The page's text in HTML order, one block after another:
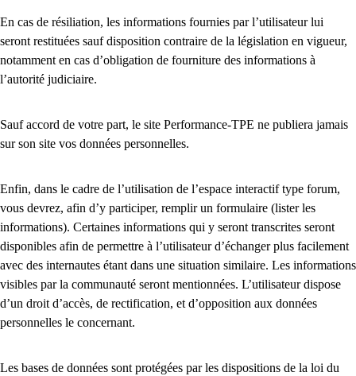
En cas de résiliation, les informations fournies par l’utilisateur lui
seront restituées sauf disposition contraire de la législation en vigueur,
notamment en cas d’obligation de fourniture des informations à
l’autorité judiciaire.
Sauf accord de votre part, le site Performance-TPE ne publiera jamais
sur son site vos données personnelles.
Enfin, dans le cadre de l’utilisation de l’espace interactif type forum,
vous devrez, afin d’y participer, remplir un formulaire (lister les
informations). Certaines informations qui y seront transcrites seront
disponibles afin de permettre à l’utilisateur d’échanger plus facilement
avec des internautes étant dans une situation similaire. Les informations
visibles par la communauté seront mentionnées. L’utilisateur dispose
d’un droit d’accès, de rectification, et d’opposition aux données
personnelles le concernant.
Les bases de données sont protégées par les dispositions de la loi du